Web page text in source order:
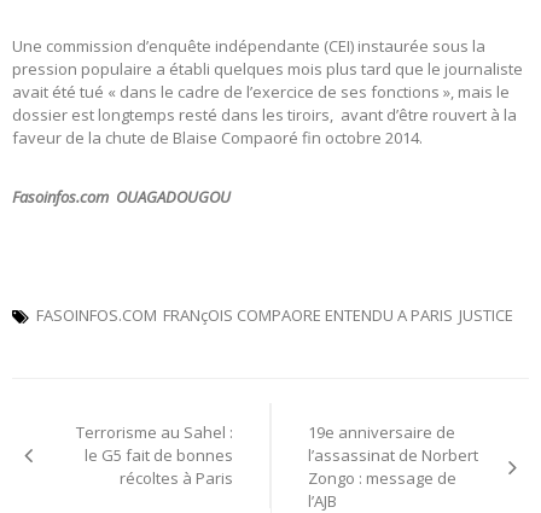
Une commission d’enquête indépendante (CEI) instaurée sous la
pression populaire a établi quelques mois plus tard que le journaliste
avait été tué « dans le cadre de l’exercice de ses fonctions », mais le
dossier est longtemps resté dans les tiroirs, avant d’être rouvert à la
faveur de la chute de Blaise Compaoré fin octobre 2014.
Fasoinfos.com OUAGADOUGOU
FASOINFOS.COM FRANçOIS COMPAORE ENTENDU A PARIS JUSTICE
de
Terrorisme au Sahel :
le G5 fait de bonnes
récoltes à Paris
19e anniversaire de
l’assassinat de Norbert
Zongo : message de
l’AJB